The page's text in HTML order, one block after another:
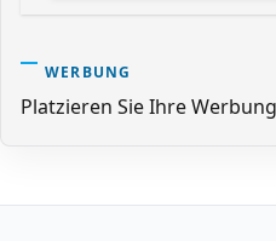
WERBUNG
Platzieren Sie Ihre